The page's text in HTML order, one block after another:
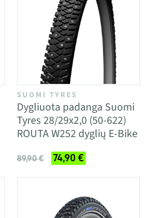
SUOMI TYRES
Dygliuota padanga Suomi
Tyres 28/29x2,0 (50-622)
ROUTA W252 dyglių E-Bike
89,90 € 74,90 €